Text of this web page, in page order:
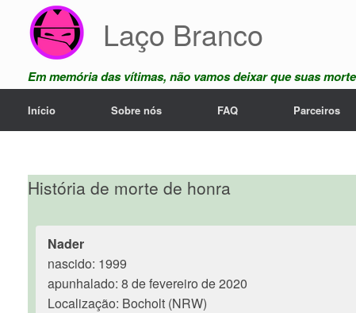
content
Laço Branco
Em memória das vítimas, não vamos deixar que suas
Início Sobre nós FAQ Parceiros
História de morte de honra
Nader
nascido: 1999
apunhalado: 8 de fevereiro de 2020
Localização: Bocholt (NRW)